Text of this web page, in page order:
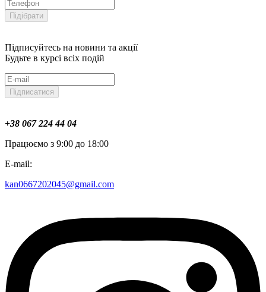
Підібрати
Підписуйтесь на новини та акції
Будьте в курсі всіх подій
Підписатися
+38 067 224 44 04
Працюємо з 9:00 до 18:00
E-mail:
kan0667202045@gmail.com